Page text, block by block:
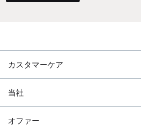
カスタマーケア
当社
オファー